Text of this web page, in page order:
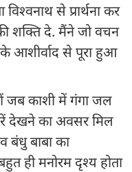
से प्रार्थना कर
शक्ति दे. मैंने जो वचन
आशीर्वाद से पूरा हुआ
जब काशी में गंगा जल
देखने का अवसर मिल
बंधु बाबा का
ही मनोरम दृश्य होता